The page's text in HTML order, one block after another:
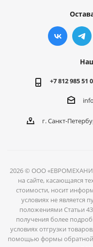
+7 812 985 51
г. Санкт-
2026 © ООО
на сайте, касающаяся
стоимости, носит
условиях не является
положениями Статьи
получения более
условиях отгрузки
помощью формы обратной